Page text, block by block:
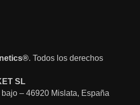
. Todos los derechos
SL
– 46920 Mislata, España